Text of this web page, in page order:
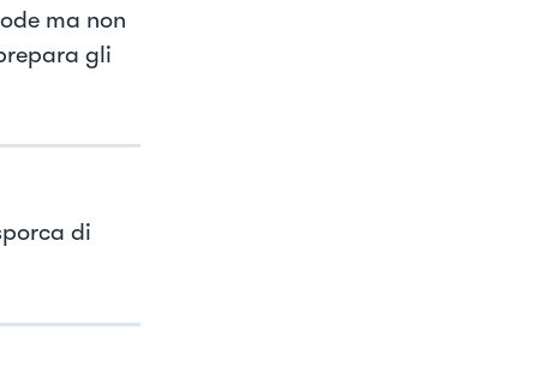
ma non
gli
di